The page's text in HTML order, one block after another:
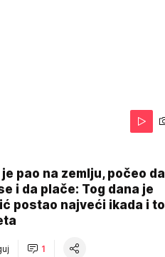
je pao na zemlju, počeo da
i da plače: Tog dana je
postao najveći ikada i to
1